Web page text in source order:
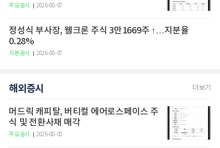
주요공시 2026-08-07
정성식 부사장, 웰크론 주식 3만1669주 ↑…지분율
0.28%
지분공시 2026-08-07
해외증시 더보기
머드릭 캐피탈, 버티컬 에어로스페이스 주
식 및 전환사채 매각
주요공시 2026-08-08